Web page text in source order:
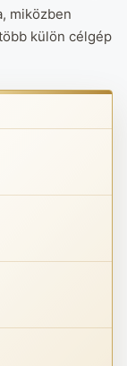
miközben
külön célgép